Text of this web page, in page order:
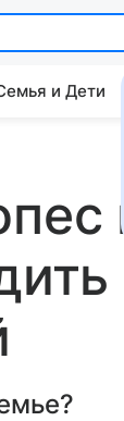
и Дети